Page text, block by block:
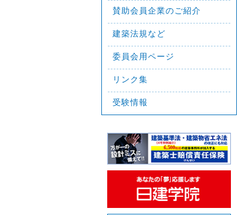
賛助会員企業のご紹介
建築法規など
委員会用ページ
リンク集
受験情報